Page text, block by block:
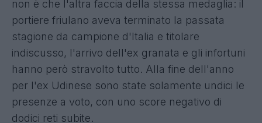
non è che l'altra faccia della stessa medaglia: il
portiere friulano aveva terminato la passata
stagione da campione d'Italia e titolare
indiscusso, l'arrivo dell'ex granata e gli infortuni
hanno però stravolto tutto. Alla fine dell'anno
per l'ex Udinese sono state solamente undici le
presenze a voto, con uno score negativo di
dodici reti subite.